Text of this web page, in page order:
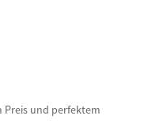
Preis und perfektem